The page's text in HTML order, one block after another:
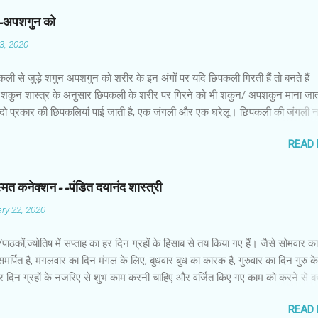
अपशगुन को
2020
से जुड़े शगुन अपशगुन को शरीर के इन अंगों पर यदि छिपकली गिरती हैं तो बनते हैं
शकुन शास्त्र के अनुसार छिपकली के शरीर पर गिरने को भी शकुन/ अपशकुन माना
दो प्रकार की छिपकलियां पाई जाती है, एक जंगली और एक घरेलू। छिपकली की जंगली
के शरीर पर गिरने को भी शकुन/अपशकुन माना जाता है। स्त्री के शरीर के बायें
के दाहिनी तरफ गिरना ठीक होता है। इसी प्रकार छिपकली का नीचे से ऊपर की ओर
है। ऊपर से नीचे की ओर गिरना अच्छा नहीं होता। रविवार या मंगलवार को लाल रंग की
शनिवार को काले रंग की छिपकली से कम हानि होती है। ✍🏻✍🏻🌷🌷👉🏻👉🏻 छिपकली
प्रतीक -- घर में छिपकली देखकर हम उसे भगाने लगते हैं, लेकिन वो कोई ऐसा जीव नहीं है
जीव-जंतुओं और मनुष्य को प्रकृति का एक अहम हिस्स...
READ
कनेक्शन--पंडित दयानंद शास्त्री
22, 2020
पाठकों,ज्योतिष में सप्ताह का हर दिन ग्रहों के हिसाब से तय किया गए हैं। जैसे सोमवार
है, मंगलवार का दिन मंगल के लिए, बुधवार बुध का कारक है, गुरुवार का दिन गुरु
दिन ग्रहों के नजरिए से शुभ काम करनी चाहिए और वर्जित किए गए काम को करने से
आप जानते हैं कि ज्योतिष शास्त्र के हिसाब से हमें किस तरह के साबुन का इस्तेमाल
READ